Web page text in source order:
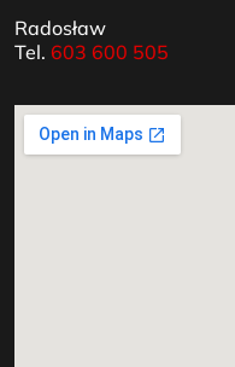
Radosław
Tel.603 600 505